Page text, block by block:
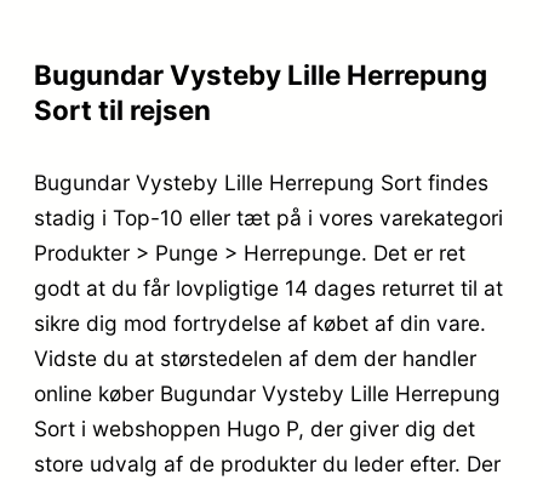
Bugundar Vysteby Lille Herrepung
Sort til rejsen
Bugundar Vysteby Lille Herrepung Sort findes
stadig i Top-10 eller tæt på i vores varekategori
Produkter > Punge > Herrepunge. Det er ret
godt at du får lovpligtige 14 dages returret til at
sikre dig mod fortrydelse af købet af din vare.
Vidste du at størstedelen af dem der handler
online køber Bugundar Vysteby Lille Herrepung
Sort i webshoppen Hugo P, der giver dig det
store udvalg af de produkter du leder efter. Der